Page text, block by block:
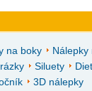
na boky
Nálepky
Siluety
3D nálepky